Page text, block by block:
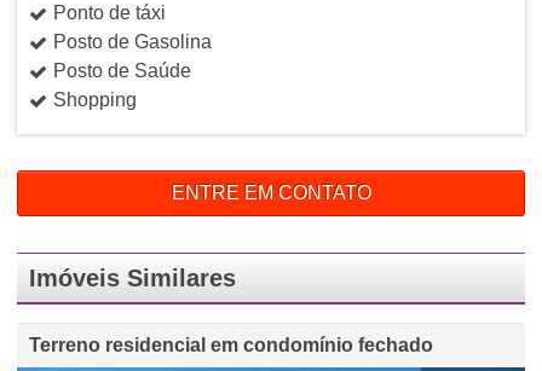
Ponto de táxi
Posto de Gasolina
Posto de Saúde
Shopping
ENTRE EM CONTATO
Imóveis Similares
Terreno residencial em condomínio fechado